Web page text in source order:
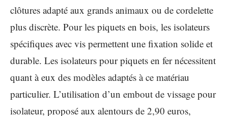
clôtures adapté aux grands animaux ou de cordelette
plus discrète. Pour les piquets en bois, les isolateurs
spécifiques avec vis permettent une fixation solide et
durable. Les isolateurs pour piquets en fer nécessitent
quant à eux des modèles adaptés à ce matériau
particulier. L’utilisation d’un embout de vissage pour
isolateur, proposé aux alentours de 2,90 euros,